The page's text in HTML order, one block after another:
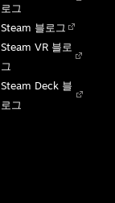
로그
Steam 블로그
Steam VR 블로
그
Steam Deck 블
로그